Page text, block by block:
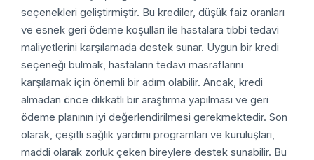
seçenekleri geliştirmiştir. Bu krediler, düşük faiz oranları
ve esnek geri ödeme koşulları ile hastalara tıbbi tedavi
maliyetlerini karşılamada destek sunar. Uygun bir kredi
seçeneği bulmak, hastaların tedavi masraflarını
karşılamak için önemli bir adım olabilir. Ancak, kredi
almadan önce dikkatli bir araştırma yapılması ve geri
ödeme planının iyi değerlendirilmesi gerekmektedir. Son
olarak, çeşitli sağlık yardımı programları ve kuruluşları,
maddi olarak zorluk çeken bireylere destek sunabilir. Bu